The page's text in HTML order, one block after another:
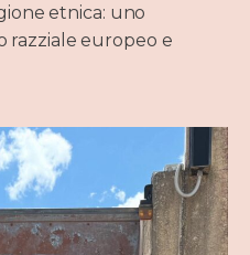
etnica: uno
razziale europeo e